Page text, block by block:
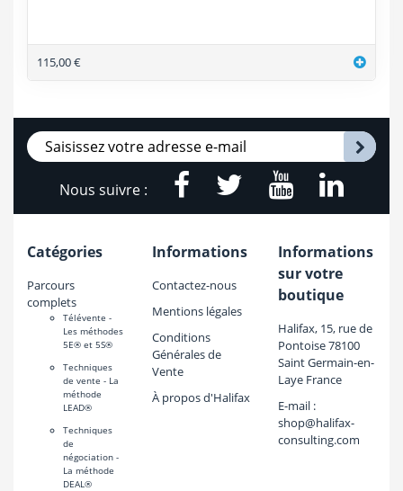
115,00 €
Nous suivre :
Catégories
Parcours
complets
Télévente -
Les méthodes
5E® et 5S®
Techniques
de vente - La
méthode
LEAD®
Techniques
de
négociation -
La méthode
DEAL®
Informations
Contactez-nous
Mentions légales
Conditions
Générales de
Vente
À propos d'Halifax
Informations
sur votre
boutique
Halifax, 15, rue de
Pontoise 78100
Saint Germain-en-
Laye France
E-mail :
shop@halifax-
consulting.com